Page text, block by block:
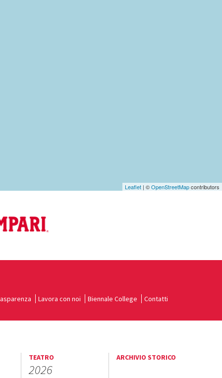
Leaflet | ©OpenStreetMapcontributors
Lavora con noi Biennale College Contatti
TEATRO
2026
ARCHIVIO STORICO